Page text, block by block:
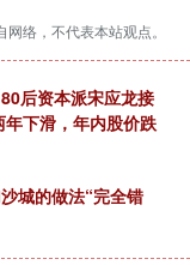
络，不代表本站观点。
后资本派宋应龙接
下滑，年内股价跌
城的做法“完全错